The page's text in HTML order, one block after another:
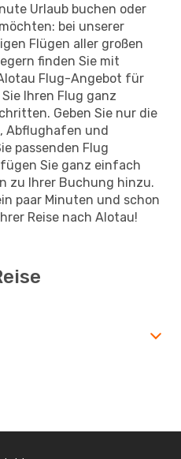
Urlaub buchen oder
bei unserer
Flügen aller großen
finden Sie mit
Flug-Angebot für
Ihren Flug ganz
Geben Sie nur die
Abflughafen und
passenden Flug
Sie ganz einfach
zu Ihrer Buchung hinzu.
paar Minuten und schon
Reise nach Alotau!